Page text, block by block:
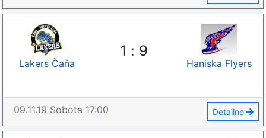
1 : 9
Lakers Čaňa Haniska Flyers
09.11.19 Sobota 17:00 Detailne